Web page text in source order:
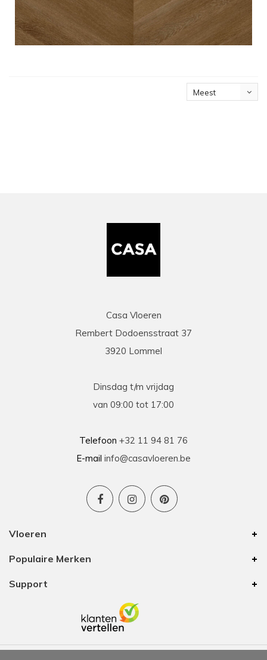
Meest
Casa Vloeren
Rembert Dodoensstraat 37
3920 Lommel
Dinsdag t/m vrijdag
van 09:00 tot 17:00
Telefoon +32 11 94 81 76
E-mail info@casavloeren.be
Vloeren
Populaire Merken
Support